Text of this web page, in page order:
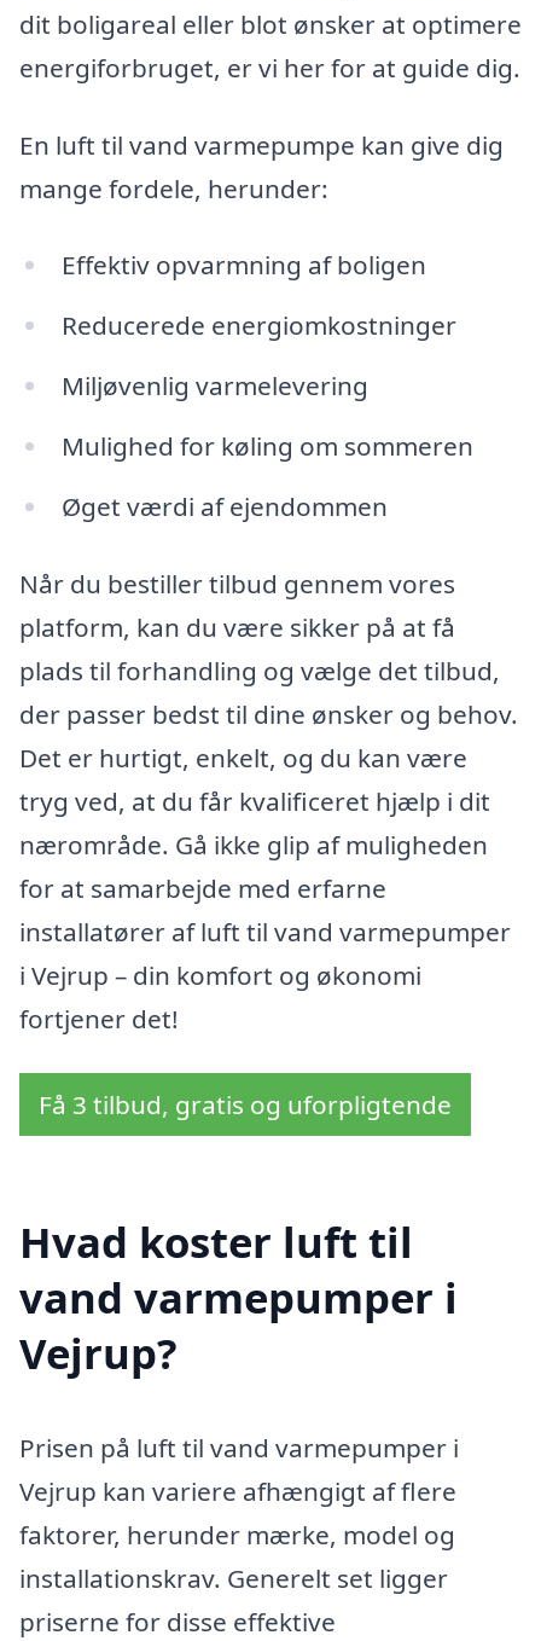
dit boligareal eller blot ønsker at optimere
energiforbruget, er vi her for at guide dig.
En luft til vand varmepumpe kan give dig
mange fordele, herunder:
Effektiv opvarmning af boligen
Reducerede energiomkostninger
Miljøvenlig varmelevering
Mulighed for køling om sommeren
Øget værdi af ejendommen
Når du bestiller tilbud gennem vores
platform, kan du være sikker på at få
plads til forhandling og vælge det tilbud,
der passer bedst til dine ønsker og behov.
Det er hurtigt, enkelt, og du kan være
tryg ved, at du får kvalificeret hjælp i dit
nærområde. Gå ikke glip af muligheden
for at samarbejde med erfarne
installatører af luft til vand varmepumper
i Vejrup – din komfort og økonomi
fortjener det!
Få 3 tilbud, gratis og uforpligtende
Hvad koster luft til
vand varmepumper i
Vejrup?
Prisen på luft til vand varmepumper i
Vejrup kan variere afhængigt af flere
faktorer, herunder mærke, model og
installationskrav. Generelt set ligger
priserne for disse effektive